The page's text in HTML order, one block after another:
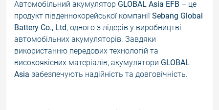
Автомобільний акумулятор GLOBAL Asia EFB – це
продукт південнокорейської компанії Sebang Global
Battery Co., Ltd, одного з лідерів у виробництві
автомобільних акумуляторів. Завдяки
використанню передових технологій та
високоякісних матеріалів, акумулятори GLOBAL
Asia забезпечують надійність та довговічність.